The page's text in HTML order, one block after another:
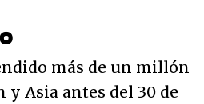
más de un millón
y Asia antes del 30 de